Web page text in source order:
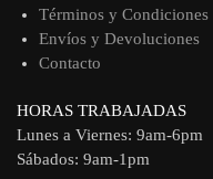
Términos y Condiciones
Envíos y Devoluciones
Contacto
HORAS TRABAJADAS
Lunes a Viernes: 9am-6pm
Sábados: 9am-1pm